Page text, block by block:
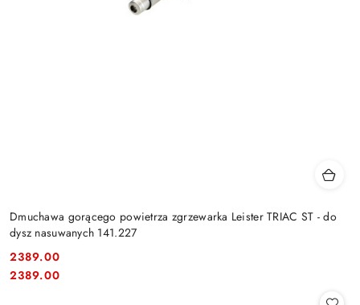
Dmuchawa gorącego powietrza zgrzewarka Leister TRIAC ST - do
dysz nasuwanych 141.227
Cena:
2389.00
Cena:
2389.00